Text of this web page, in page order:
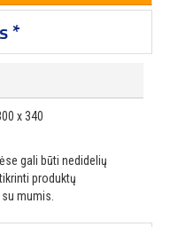
*
x 340
gali būti nedidelių
produktų
mumis.